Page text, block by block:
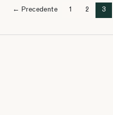
← Precedente 1 2 3